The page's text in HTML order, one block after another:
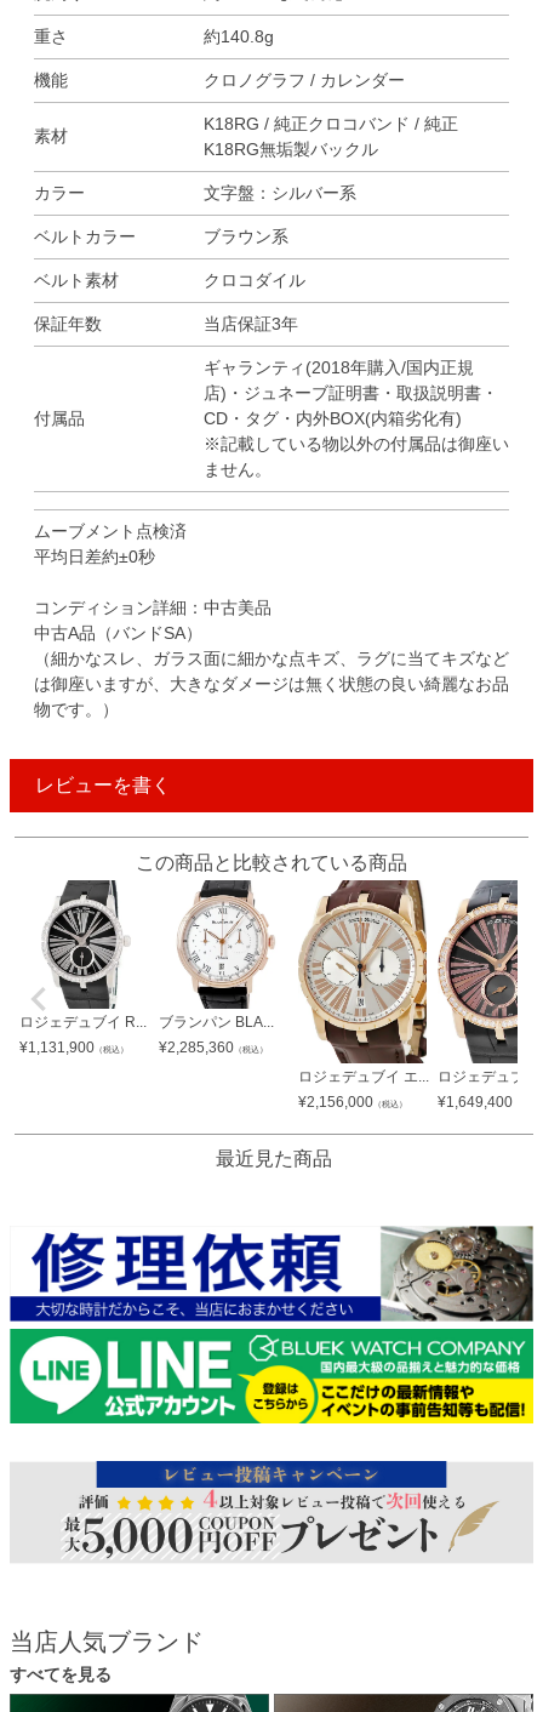
重さ 約140.8g
機能 クロノグラフ / カレンダー
素材
K18RG / 純正クロコバンド / 純正
K18RG無垢製バックル
カラー 文字盤：シルバー系
ベルトカラー ブラウン系
ベルト素材 クロコダイル
保証年数 当店保証3年
付属品
ギャランティ(2018年購入/国内正規
店)・ジュネーブ証明書・取扱説明書・
CD・タグ・内外BOX(内箱劣化有)
※記載している物以外の付属品は御座い
ません。
ムーブメント点検済
平均日差約±0秒
コンディション詳細：中古美品
中古A品（バンドSA）
（細かなスレ、ガラス面に細かな点キズ、ラグに当てキズなど
は御座いますが、大きなダメージは無く状態の良い綺麗なお品
物です。）
レビューを書く
この商品と比較されている商品
ロジェデュブイ R...
¥1,131,900 （税込）
ブランパン BLA...
¥2,285,360 （税込）
ロジェデュブイ エ...
¥2,156,000 （税込）
ロジェデュブイ
¥1,649,400
最近見た商品
当店人気ブランド
すべてを見る